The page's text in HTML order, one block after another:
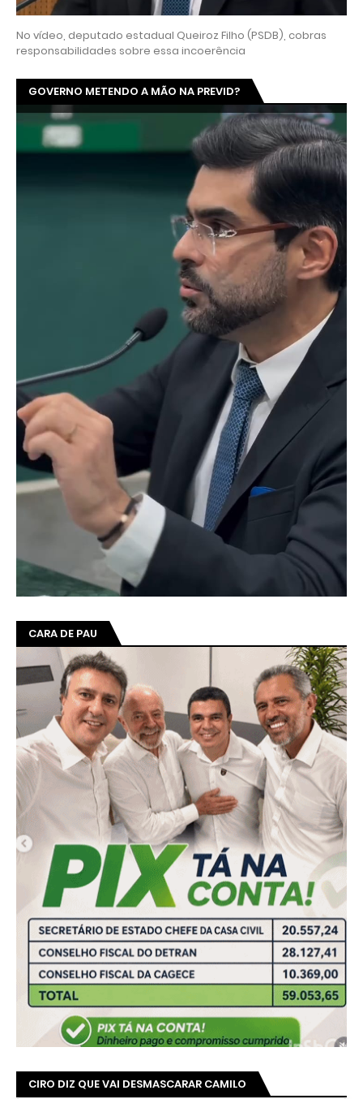
No vídeo, deputado estadual Queiroz Filho (PSDB), cobras
responsabilidades sobre essa incoerência
GOVERNO METENDO A MÃO NA PREVID?
CARA DE PAU
CIRO DIZ QUE VAI DESMASCARAR CAMILO